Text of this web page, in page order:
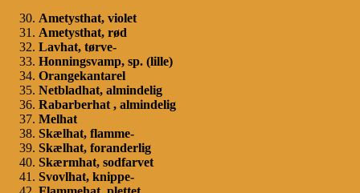
Ametysthat, violet
Ametysthat, rød
Lavhat, tørve-
Honningsvamp, sp. (lille)
Orangekantarel
Netbladhat, almindelig
Rabarberhat , almindelig
Melhat
Skælhat, flamme-
Skælhat, foranderlig
Skærmhat, sodfarvet
Svovlhat, knippe-